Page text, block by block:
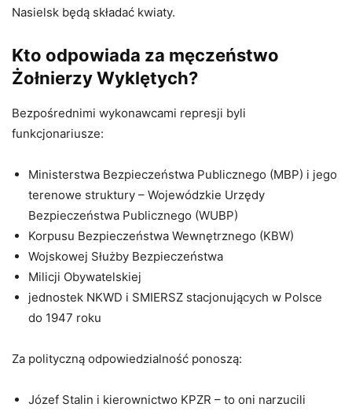
Nasielsk będą składać kwiaty.
Kto odpowiada za męczeństwo
Żołnierzy Wyklętych?
Bezpośrednimi wykonawcami represji byli
funkcjonariusze:
Ministerstwa Bezpieczeństwa Publicznego (MBP) i jego
terenowe struktury – Wojewódzkie Urzędy
Bezpieczeństwa Publicznego (WUBP)
Korpusu Bezpieczeństwa Wewnętrznego (KBW)
Wojskowej Służby Bezpieczeństwa
Milicji Obywatelskiej
jednostek NKWD i SMIERSZ stacjonujących w Polsce
do 1947 roku
Za polityczną odpowiedzialność ponoszą:
Józef Stalin i kierownictwo KPZR – to oni narzucili